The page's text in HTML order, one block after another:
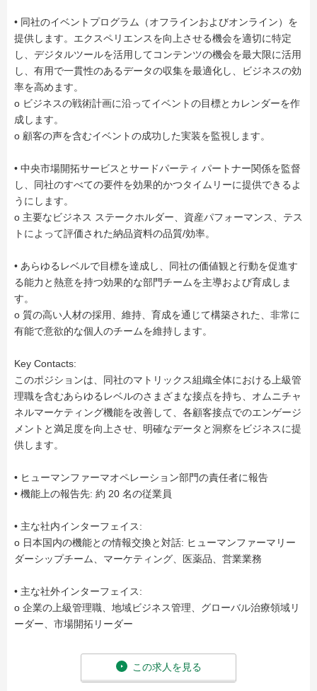
• 同社のイベントプログラム（オフラインおよびオンライン）を
提供します。エクスペリエンスを向上させる機会を適切に特定
し、デジタルツールを活用してコンテンツの機会を最大限に活用
し、有用で一貫性のあるデータの収集を最適化し、ビジネスの効
率を高めます。
o ビジネスの戦術計画に沿ってイベントの目標とカレンダーを作
成します。
o 顧客の声を含むイベントの成功した実装を監視します。
• 中央市場開拓サービスとサードパーティ パートナー関係を監督
し、同社のすべての要件を効果的かつタイムリーに提供できるよ
うにします。
o 主要なビジネス ステークホルダー、資産パフォーマンス、テス
トによって評価された納品資料の品質/効率。
• あらゆるレベルで目標を達成し、同社の価値観と行動を促進す
る能力と熱意を持つ効果的な部門チームを主導および育成しま
す。
o 質の高い人材の採用、維持、育成を通じて構築された、非常に
有能で意欲的な個人のチームを維持します。
Key Contacts:
このポジションは、同社のマトリックス組織全体における上級管
理職を含むあらゆるレベルのさまざまな接点を持ち、オムニチャ
ネルマーケティング機能を改善して、各顧客接点でのエンゲージ
メントと満足度を向上させ、明確なデータと洞察をビジネスに提
供します。
• ヒューマンファーマオペレーション部門の責任者に報告
• 機能上の報告先: 約 20 名の従業員
• 主な社内インターフェイス:
o 日本国内の機能との情報交換と対話: ヒューマンファーマリー
ダーシップチーム、マーケティング、医薬品、営業業務
• 主な社外インターフェイス:
o 企業の上級管理職、地域ビジネス管理、グローバル治療領域リ
ーダー、市場開拓リーダー
この求人を見る